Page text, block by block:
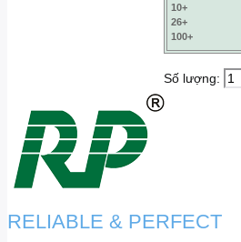
10+
26+
100+
Số lượng:
RELIABLE & PERFECT